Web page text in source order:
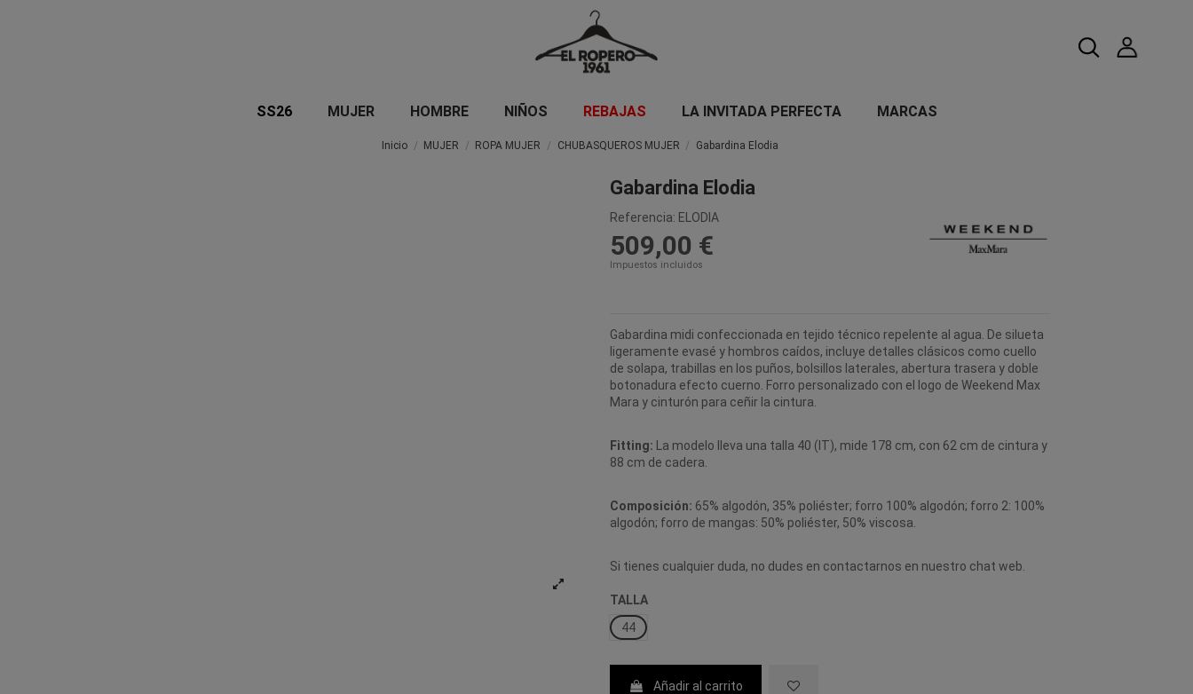
SS26 MUJER HOMBRE NIÑOS REBAJAS LA INVITADA PERFECTA MARCAS
Inicio MUJER ROPA MUJER CHUBASQUEROS MUJER Gabardina Elodia
Gabardina Elodia
Referencia: ELODIA
509,00 €
Impuestos incluidos
Gabardina midi confeccionada en tejido técnico repelente al agua. De silueta
ligeramente evasé y hombros caídos, incluye detalles clásicos como cuello
de solapa, trabillas en los puños, bolsillos laterales, abertura trasera y doble
botonadura efecto cuerno. Forro personalizado con el logo de Weekend Max
Mara y cinturón para ceñir la cintura.
Fitting: La modelo lleva una talla 40 (IT), mide 178 cm, con 62 cm de cintura y
88 cm de cadera.
Composición: 65% algodón, 35% poliéster; forro 100% algodón; forro 2: 100%
algodón; forro de mangas: 50% poliéster, 50% viscosa.
Si tienes cualquier duda, no dudes en contactarnos en nuestro chat web.
TALLA
44
Añadir al carrito